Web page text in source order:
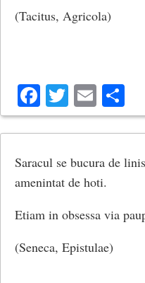
(Tacitus, Agricola)
Facebook
Twitter
Email
Saracul se bucura de
amenintat de hoti.
Etiam in obsessa via
(Seneca, Epistulae)